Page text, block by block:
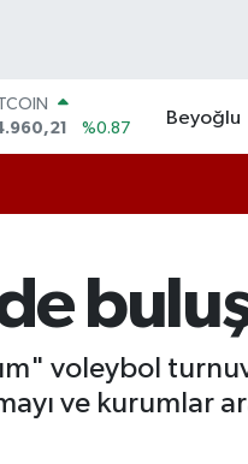
%0.18
%-19
%0.87
Beyoğlu
voleybol
ve kurumlar